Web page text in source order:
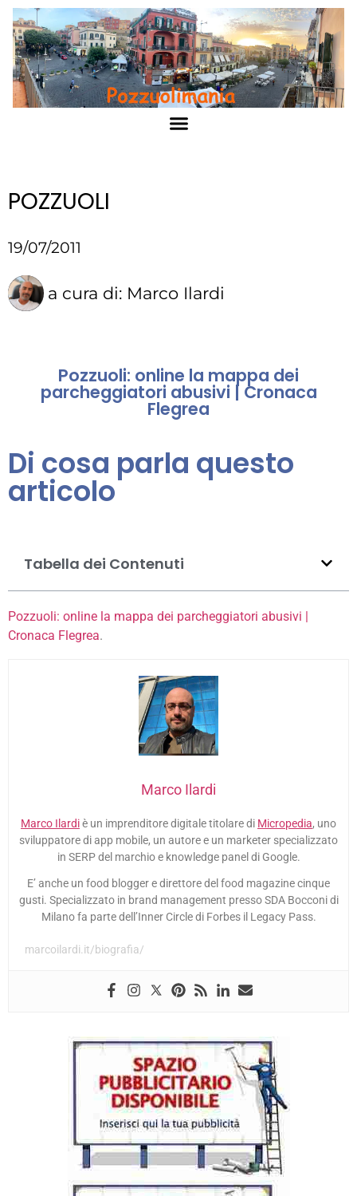
POZZUOLI
19/07/2011
a cura di: Marco Ilardi
Pozzuoli: online la mappa dei
parcheggiatori abusivi | Cronaca
Flegrea
Di cosa parla questo
articolo
Tabella dei Contenuti
Pozzuoli: online la mappa dei parcheggiatori abusivi |
Cronaca Flegrea.
Marco Ilardi
Marco Ilardiè un imprenditore digitale titolare di Micropedia, uno
sviluppatore di app mobile, un autore e un marketer specializzato
in SERP del marchio e knowledge panel di Google.
E’ anche un food blogger e direttore del food magazine cinque
gusti. Specializzato in brand management presso SDA Bocconi di
Milano fa parte dell’Inner Circle di Forbes il Legacy Pass.
marcoilardi.it/biografia/